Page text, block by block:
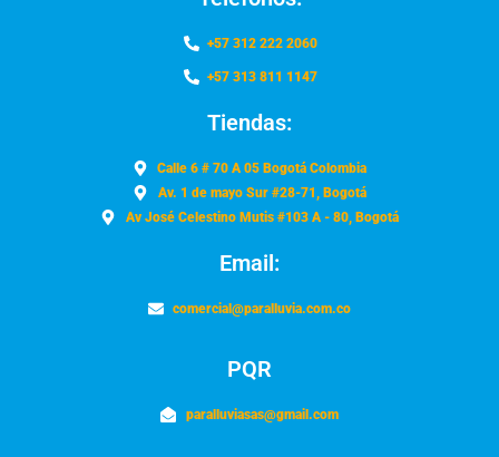
+57 312 222 2060
+57 313 811 1147
Tiendas:
Calle 6 # 70 A 05 Bogotá Colombia
Av. 1 de mayo Sur #28-71, Bogotá
Av José Celestino Mutis #103 A - 80, Bogotá
Email:
comercial@paralluvia.com.co
PQR
paralluviasas@gmail.com